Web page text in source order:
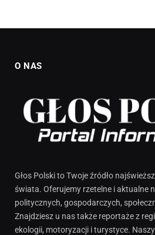
O NAS
Głos Polski to Twoje źródło
świata. Oferujemy rzetelne i aktualne
politycznych, gospodarczych,
Znajdziesz u nas także reportaże z
ekologii, motoryzacji i turystyce.